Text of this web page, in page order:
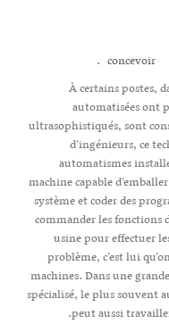
concevoir
À certains postes,
automatisées ont
ultrasophistiqués, sont
d’ingénieurs, ce
automatismes
machine capable
système et coder des
commander les fonctions
usine pour effectuer
problème, c’est lui
machines. Dans une
spécialisé, le plus souvent
peut aussi